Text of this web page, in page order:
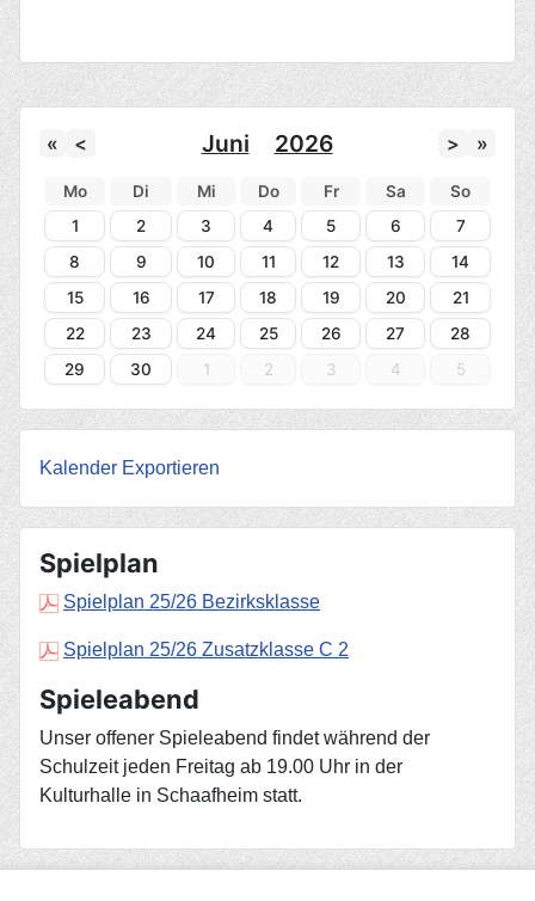
« < Juni 2026 > »
Mo Di Mi Do Fr Sa
So
1
2 3 4 5 6
7
8
9 10 11 12 13
14
15
16 17 18 19 20
21
22
23 24 25 26 27
28
29
30 1 2 3 4 5
Kalender Exportieren
Spielplan
Spielplan 25/26 Bezirksklasse
Spielplan 25/26 Zusatzklasse C 2
Spieleabend
Unser offener Spieleabend findet während der
Schulzeit jeden Freitag ab 19.00 Uhr in der
Kulturhalle in Schaafheim statt.